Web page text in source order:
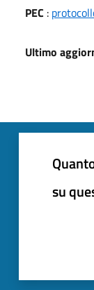
PEC :
Ultimo
su